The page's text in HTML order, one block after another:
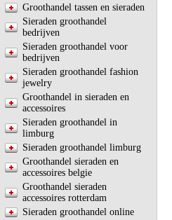
Groothandel tassen en sieraden
Sieraden groothandel
bedrijven
Sieraden groothandel voor
bedrijven
Sieraden groothandel fashion
jewelry
Groothandel in sieraden en
accessoires
Sieraden groothandel in
limburg
Sieraden groothandel limburg
Groothandel sieraden en
accessoires belgie
Groothandel sieraden
accessoires rotterdam
Sieraden groothandel online